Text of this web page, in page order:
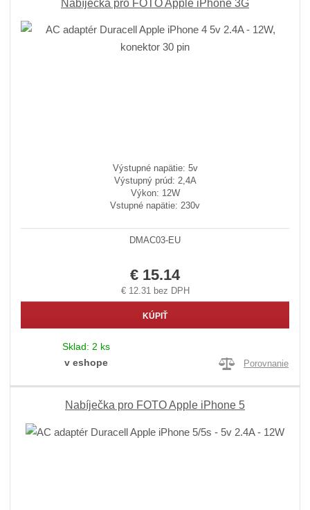
Nabíječka pro FOTO Apple iPhone 3G
Výstupné napätie: 5v
Výstupný prúd: 2,4A
Výkon: 12W
Vstupné napätie: 230v
DMAC03-EU
€ 15.14
€ 12.31 bez DPH
KÚPIŤ
Sklad: 2 ks
v eshope
Porovnanie
Nabíječka pro FOTO Apple iPhone 5